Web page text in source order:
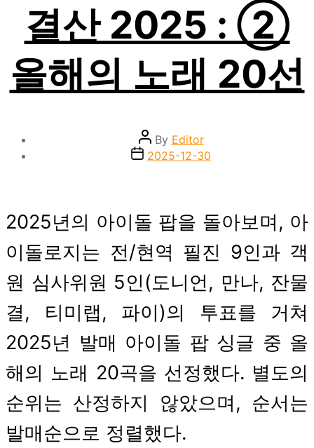
결산 2025 : ②
올해의 노래 20선
Post
author
By Editor
Post2025-12-30
2025년의 아이돌 팝을 돌아보며, 아
이돌로지는 전/현역 필진 9인과 객
원 심사위원 5인(도니언, 만나, 잔물
결, 티미랩, 파이)의 투표를 거쳐
2025년 발매 아이돌 팝 싱글 중 올
해의 노래 20곡을 선정했다. 별도의
순위는 산정하지 않았으며, 순서는
발매순으로 정렬했다.